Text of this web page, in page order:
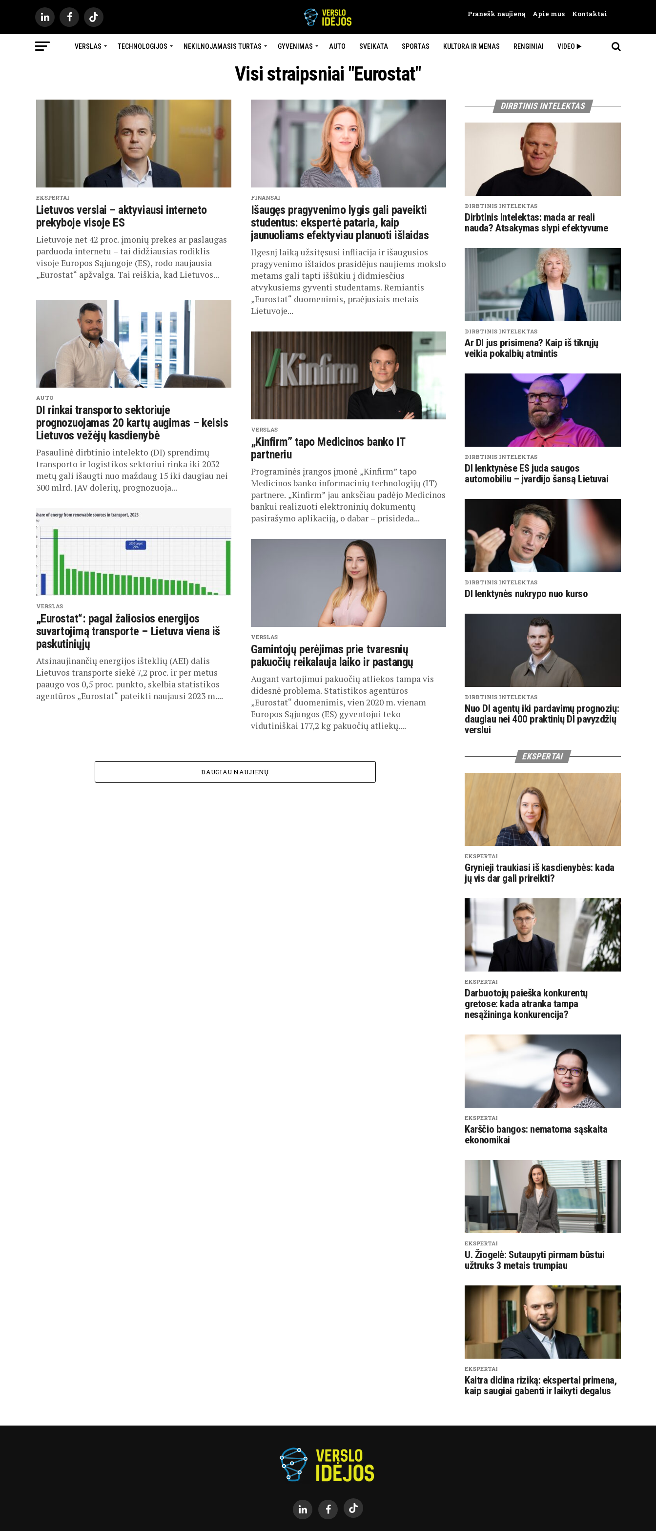
Pranešk naujieną Apie mus Kontaktai
VERSLAS TECHNOLOGIJOS NEKILNOJAMASIS TURTAS GYVENIMAS AUTO SVEIKATA SPORTAS KULTŪRA IR MENAS RENGINIAI VIDEO ▶️
Visi straipsniai "Eurostat"
EKSPERTAI
Lietuvos verslai – aktyviausi interneto
prekyboje visoje ES
Lietuvoje net 42 proc. įmonių prekes ar paslaugas
parduoda internetu – tai didžiausias rodiklis
visoje Europos Sąjungoje (ES), rodo naujausia
„Eurostat“ apžvalga. Tai reiškia, kad Lietuvos...
AUTO
DI rinkai transporto sektoriuje
prognozuojamas 20 kartų augimas – keisis
Lietuvos vežėjų kasdienybė
Pasaulinė dirbtinio intelekto (DI) sprendimų
transporto ir logistikos sektoriui rinka iki 2032
metų gali išaugti nuo maždaug 15 iki daugiau nei
300 mlrd. JAV dolerių, prognozuoja...
VERSLAS
„Eurostat“: pagal žaliosios energijos
suvartojimą transporte – Lietuva viena iš
paskutiniųjų
Atsinaujinančių energijos išteklių (AEI) dalis
Lietuvos transporte siekė 7,2 proc. ir per metus
paaugo vos 0,5 proc. punkto, skelbia statistikos
agentūros „Eurostat“ pateikti naujausi 2023 m....
FINANSAI
Išaugęs pragyvenimo lygis gali paveikti
studentus: ekspertė pataria, kaip
jaunuoliams efektyviau planuoti išlaidas
Ilgesnį laiką užsitęsusi infliacija ir išaugusios
pragyvenimo išlaidos prasidėjus naujiems mokslo
metams gali tapti iššūkiu į didmiesčius
atvykusiems gyventi studentams. Remiantis
„Eurostat“ duomenimis, praėjusiais metais
Lietuvoje...
VERSLAS
„Kinfirm” tapo Medicinos banko IT
partneriu
Programinės įrangos įmonė „Kinfirm” tapo
Medicinos banko informacinių technologijų (IT)
partnere. „Kinfirm” jau anksčiau padėjo Medicinos
bankui realizuoti elektroninių dokumentų
pasirašymo aplikaciją, o dabar – prisideda...
VERSLAS
Gamintojų perėjimas prie tvaresnių
pakuočių reikalauja laiko ir pastangų
Augant vartojimui pakuočių atliekos tampa vis
didesnė problema. Statistikos agentūros
„Eurostat“ duomenimis, vien 2020 m. vienam
Europos Sąjungos (ES) gyventojui teko
vidutiniškai 177,2 kg pakuočių atliekų....
DAUGIAU NAUJIENŲ
DIRBTINIS INTELEKTAS
DIRBTINIS INTELEKTAS
Dirbtinis intelektas: mada ar reali
nauda? Atsakymas slypi efektyvume
DIRBTINIS INTELEKTAS
Ar DI jus prisimena? Kaip iš tikrųjų
veikia pokalbių atmintis
DIRBTINIS INTELEKTAS
DI lenktynėse ES juda saugos
automobiliu – įvardijo šansą Lietuvai
DIRBTINIS INTELEKTAS
DI lenktynės nukrypo nuo kurso
DIRBTINIS INTELEKTAS
Nuo DI agentų iki pardavimų prognozių:
daugiau nei 400 praktinių DI pavyzdžių
verslui
EKSPERTAI
EKSPERTAI
Grynieji traukiasi iš kasdienybės: kada
jų vis dar gali prireikti?
EKSPERTAI
Darbuotojų paieška konkurentų
gretose: kada atranka tampa
nesąžininga konkurencija?
EKSPERTAI
Karščio bangos: nematoma sąskaita
ekonomikai
EKSPERTAI
U. Žiogelė: Sutaupyti pirmam būstui
užtruks 3 metais trumpiau
EKSPERTAI
Kaitra didina riziką: ekspertai primena,
kaip saugiai gabenti ir laikyti degalus